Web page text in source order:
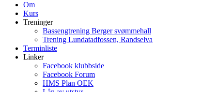
Om
Kurs
Treninger
Bassengtrening Berger svømmehall
Trening Lundatadfossen, Randselva
Terminliste
Linker
Facebook klubbside
Facebook Forum
HMS Plan OEK